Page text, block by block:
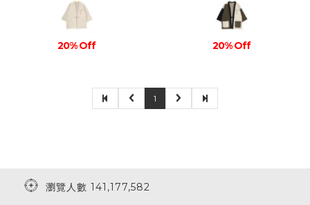
20% Off 20% Off
1
瀏覽人數 141,177,582